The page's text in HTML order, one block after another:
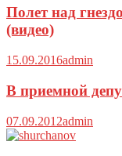
Полет над
(видео)
15.09.2016admin
В приемной
07.09.2012admin